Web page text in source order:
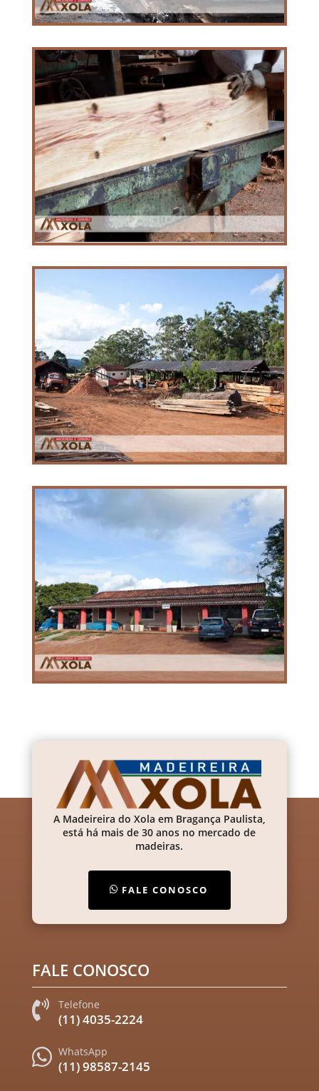
A Madeireira do Xola em Bragança Paulista,
está há mais de 30 anos no mercado de
madeiras.
FALE CONOSCO
FALE CONOSCO
 Telefone
(11) 4035-2224
 WhatsApp
(11) 98587-2145